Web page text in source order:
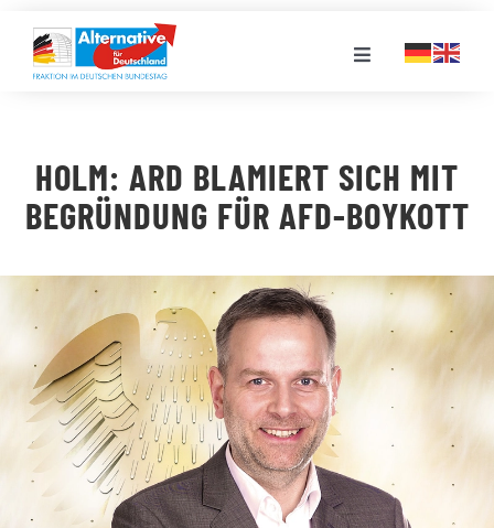
Inhalt
springen
Toggle
LANDESGRUPPEN
VERANSTALTUNGEN
PRESSE
STELLENPORTAL
MEDIATHEK
HOLM: ARD BLAMIERT SICH MIT
BEGRÜNDUNG FÜR AFD-BOYKOTT